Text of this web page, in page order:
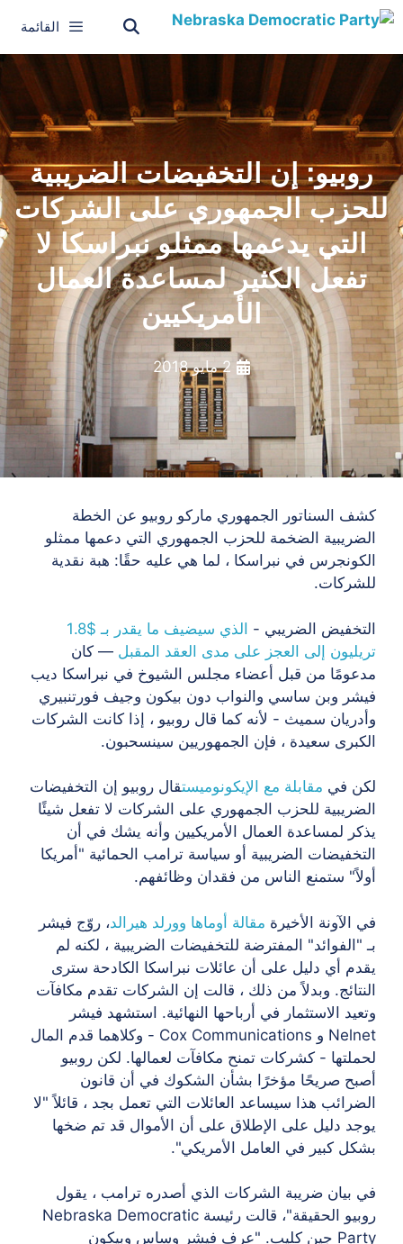
القائمة
روبيو: إن التخفيضات الضريبية
للحزب الجمهوري على الشركات
التي يدعمها ممثلو نبراسكا لا
تفعل الكثير لمساعدة العمال
الأمريكيين
2 مايو 2018
كشف السناتور الجمهوري ماركو روبيو عن الخطة
الضريبية الضخمة للحزب الجمهوري التي دعمها ممثلو
الكونجرس في نبراسكا ، لما هي عليه حقًا: هبة نقدية
للشركات.
التخفيض الضريبي - الذي
سيضيف ما يقدر بـ $1.8
تريليون إلى العجز على مدى العقد المقبل — كان
مدعومًا من قبل أعضاء مجلس الشيوخ في نبراسكا ديب
فيشر وبن ساسي والنواب دون بيكون وجيف فورتنبيري
وأدريان سميث - لأنه كما قال روبيو ، إذا كانت الشركات
الكبرى سعيدة ، فإن الجمهوريين سينسحبون.
لكن في مقابلة مع الإيكونوميستقال روبيو إن التخفيضات
الضريبية للحزب الجمهوري على الشركات لا تفعل شيئًا
يذكر لمساعدة العمال الأمريكيين وأنه يشك في أن
التخفيضات الضريبية أو سياسة ترامب الحمائية "أمريكا
أولاً" ستمنع الناس من فقدان وظائفهم.
في الآونة الأخيرة مقالة أوماها وورلد هيرالد، روّج فيشر
بـ "الفوائد" المفترضة للتخفيضات الضريبية ، لكنه لم
يقدم أي دليل على أن عائلات نبراسكا الكادحة سترى
النتائج. وبدلاً من ذلك ، قالت إن الشركات تقدم مكافآت
وتعيد الاستثمار في أرباحها النهائية. استشهد فيشر
Nelnet و Cox Communications - وكلاهما قدم المال
لحملتها - كشركات تمنح مكافآت لعمالها. لكن روبيو
أصبح صريحًا مؤخرًا بشأن الشكوك في أن قانون
الضرائب هذا سيساعد العائلات التي تعمل بجد ، قائلاً "لا
يوجد دليل على الإطلاق على أن الأموال قد تم ضخها
بشكل كبير في العامل الأمريكي".
في بيان ضريبة الشركات الذي أصدره ترامب ، يقول
روبيو الحقيقة
"، قالت رئيسة Nebraska Democratic
Party جين كليب. "عرف فيشر وساس وبيكون